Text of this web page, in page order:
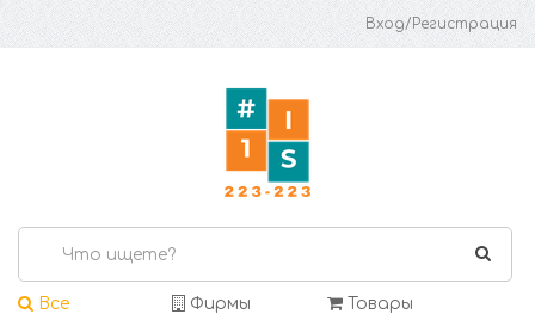
Вход/Регистрация
Все Фирмы
Товары